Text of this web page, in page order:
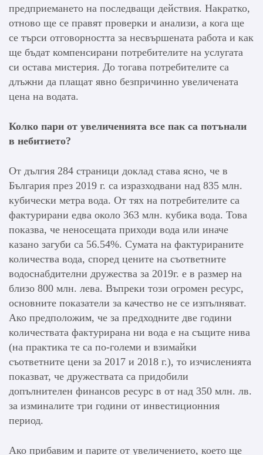
предприемането на последващи действия. Накратко,
отново ще се правят проверки и анализи, а кога ще
се търси отговорността за несвършената работа и как
ще бъдат компенсирани потребителите на услугата
си остава мистерия. До тогава потребителите са
длъжни да плащат явно безпричинно увеличената
цена на водата.
Колко пари от увеличенията все пак са потънали
в небитието?
От дългия 284 страници доклад става ясно, че в
България през 2019 г. са изразходвани над 835 млн.
кубически метра вода. От тях на потребителите са
фактурирани едва около 363 млн. кубика вода. Това
показва, че неносещата приходи вода или иначе
казано загуби са 56.54%. Сумата на фактурираните
количества вода, според цените на съответните
водоснабдителни дружества за 2019г. е в размер на
близо 800 млн. лева. Въпреки този огромен ресурс,
основните показатели за качество не се изпълняват.
Ако предположим, че за предходните две години
количествата фактурирана ни вода е на същите нива
(на практика те са по-големи и взимайки
съответните цени за 2017 и 2018 г.), то изчисленията
показват, че дружествата са придобили
допълнителен финансов ресурс в от над 350 млн. лв.
за изминалите три години от инвестиционния
период.
Ако прибавим и парите от увеличението, което ще